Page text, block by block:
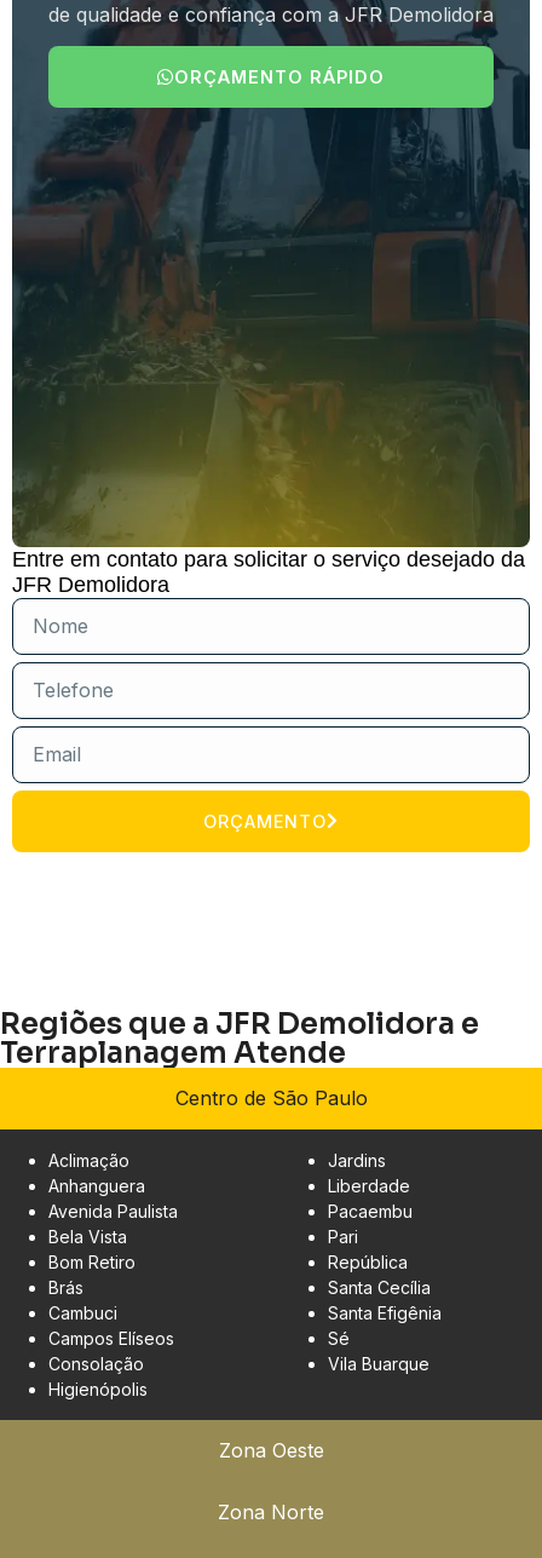
de qualidade e confiança com a JFR Demolidora
ORÇAMENTO RÁPIDO
Entre em contato para solicitar o serviço desejado da
JFR Demolidora
ORÇAMENTO
Regiões que a JFR Demolidora e
Terraplanagem Atende
Centro de São Paulo
Zona Oeste
Zona Norte
Aclimação
Anhanguera
Avenida Paulista
Bela Vista
Bom Retiro
Brás
Cambuci
Campos Elíseos
Consolação
Higienópolis
Jardins
Liberdade
Pacaembu
Pari
República
Santa Cecília
Santa Efigênia
Sé
Vila Buarque